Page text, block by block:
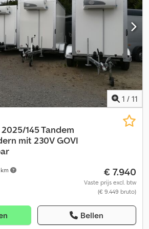
afbeeldingen zijn auteursrechtelijk
merken zijn geregistreerd 07/26
Ul Dsx Aaiea Afbeelding en alle
1 / 11
2025/145 Tandem
mit 230V GOVI
€ 7.940
Vaste prijs excl. btw
(€ 9.449 bruto)
Bellen